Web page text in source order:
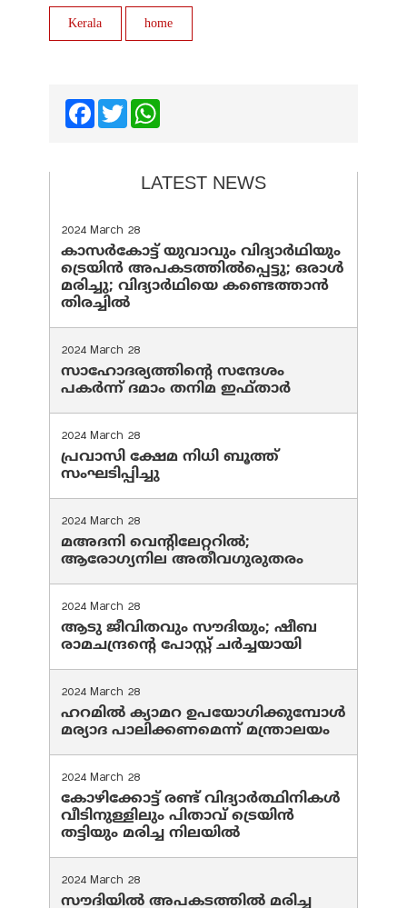
Kerala home
FacebookTwitter
LATEST NEWS
2024 March 28
കാസർകോട്ട് യുവാവും വിദ്യാർഥിയും
ട്രെയിൻ അപകടത്തിൽപ്പെട്ടു; ഒരാൾ
മരിച്ചു; വിദ്യാർഥിയെ കണ്ടെത്താൻ
തിരച്ചിൽ
2024 March 28
സാഹോദര്യത്തിന്റെ സന്ദേശം
പകർന്ന് ദമാം തനിമ ഇഫ്‌താർ
2024 March 28
പ്രവാസി ക്ഷേമ നിധി ബൂത്ത്
സംഘടിപ്പിച്ചു
2024 March 28
മഅദനി വെന്റിലേറ്ററിൽ;
ആരോഗ്യനില അതീവഗുരുതരം
2024 March 28
ആടു ജീവിതവും സൗദിയും; ഷീബ
രാമചന്ദ്രന്റെ പോസ്റ്റ് ചര്‍ച്ചയായി
2024 March 28
ഹറമില്‍ ക്യാമറ ഉപയോഗിക്കുമ്പോള്‍
മര്യാദ പാലിക്കണമെന്ന് മന്ത്രാലയം
2024 March 28
കോഴിക്കോട്ട് രണ്ട് വിദ്യാർത്ഥിനികൾ
വീടിനുള്ളിലും പിതാവ് ട്രെയിൻ
തട്ടിയും മരിച്ച നിലയിൽ
2024 March 28
സൗദിയില്‍ അപകടത്തില്‍ മരിച്ച